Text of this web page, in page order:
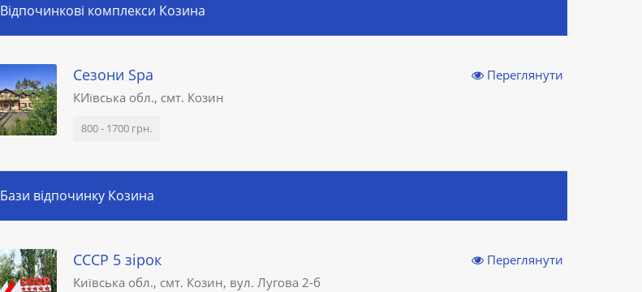
Відпочинкові комплекси Козина
Сезони Spa
КИївська обл., смт. Козин
800 - 1700 грн.
Переглянути
Бази відпочинку Козина
СССР 5 зірок
Київська обл., смт. Козин, вул. Лугова 2-б
Переглянути